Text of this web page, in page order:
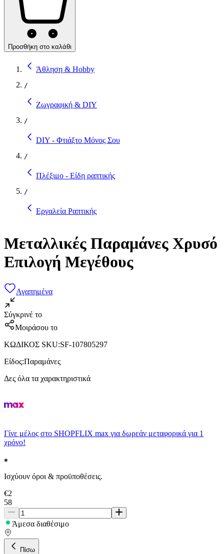
Προσθήκη στο καλάθι
Άθληση & Hobby
/
Ζωγραφική & DIY
/
DIY - Φτιάξτο Μόνος Σου
/
Πλέξιμο - Είδη ραπτικής
/
Εργαλεία Ραπτικής
Μεταλλικές Παραμάνες Χρυσό
Επιλογή Μεγέθους
Αγαπημένα
Σύγκρινέ το
Μοιράσου το
ΚΩΔΙΚΟΣ SKU:SF-107805297
Είδος:Παραμάνες
Δες όλα τα χαρακτηριστικά
Γίνε μέλος στο SHOPFLIX max για δωρεάν μεταφορικά για 1
χρόνο!
Ισχύουν όροι & προϋποθέσεις.
€2
58
Άμεσα διαθέσιμο
Πίσω